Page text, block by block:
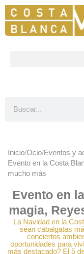
Inicio Ocio Eventos y
Evento en la Costa
mucho más
Evento en
magia,
La Navidad en la
sean cabalgatas
conciertos
oportunidades para
más destacado? El 5